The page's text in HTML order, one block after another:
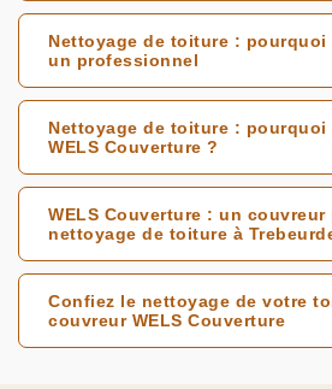
Nettoyage de toiture : pourquoi
un professionnel
Nettoyage de toiture : pourquoi
WELS Couverture ?
WELS Couverture : un couvreur
nettoyage de toiture à
Confiez le nettoyage de votre
couvreur WELS Couverture